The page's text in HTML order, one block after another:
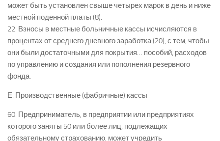
может быть установлен свыше четырех марок в день и ниже
местной поденной платы (8).
22. Взносы в местные больничные кассы исчисляются в
процентах от среднего дневного заработка (20), с тем, чтобы
они были достаточными для покрытия… пособий, расходов
по управлению и создания или пополнения резервного
фонда.
Е. Производственные (фабричные) кассы
60. Предприниматель, в предприятии или предприятиях
которого заняты 50 или более лиц, подлежащих
обязательному страхованию, может учредить